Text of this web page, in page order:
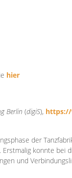
hier
Berlin (digiS),
der
Erstmalig konnte bei
und